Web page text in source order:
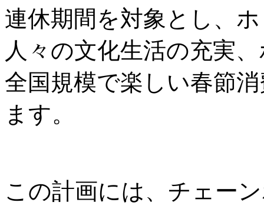
連休期間を対象とし、
人々の文化生活の充実
全国規模で楽しい春節
ます。
この計画には、チェー